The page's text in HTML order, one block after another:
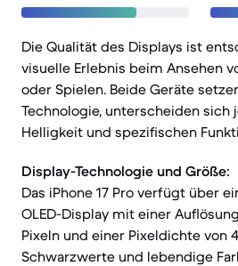
Die Qualität des Displays ist
visuelle Erlebnis beim Ansehen
oder Spielen. Beide Geräte
Technologie, unterscheiden sich
Helligkeit und spezifischen
Display-Technologie und Größe:
Das iPhone 17 Pro verfügt über
OLED-Display mit einer
Pixeln und einer Pixeldichte von
Schwarzwerte und lebendige